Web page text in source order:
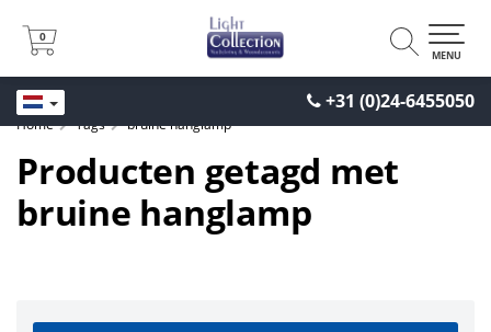
+31 (0)24-6455050
0
0
MENU
Home Tags bruine hanglamp
Producten getagd met
bruine hanglamp